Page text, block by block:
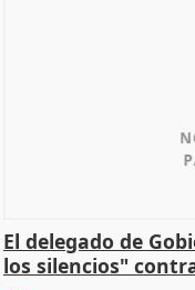
El delegado de
los silencios"